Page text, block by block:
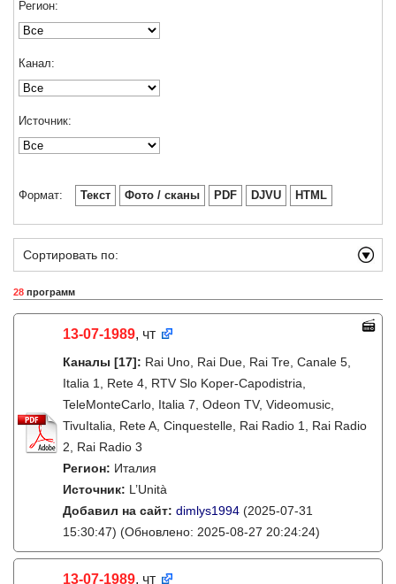
Регион:
Канал:
Источник:
Формат: Текст Фото / сканы PDF DJVU HTML
Сортировать по:
28 программ
13-07-1989, чт
Каналы [17]: Rai Uno, Rai Due, Rai Tre, Canale 5,
Italia 1, Rete 4, RTV Slo Koper-Capodistria,
TeleMonteCarlo, Italia 7, Odeon TV, Videomusic,
TivuItalia, Rete A, Cinquestelle, Rai Radio 1, Rai Radio
2, Rai Radio 3
Регион: Италия
Источник: L’Unità
Добавил на сайт: dimlys1994 (2025-07-31
15:30:47) (Обновлено: 2025-08-27 20:24:24)
13-07-1989, чт